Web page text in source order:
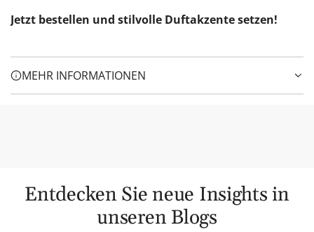
Jetzt bestellen und stilvolle Duftakzente setzen!
MEHR INFORMATIONEN
Entdecken Sie neue Insights in
unseren Blogs